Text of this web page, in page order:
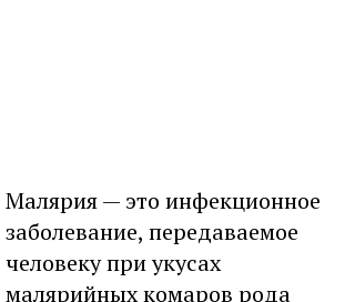
Малярия — это инфекционное
заболевание, передаваемое
человеку при укусах
малярийных комаров рода